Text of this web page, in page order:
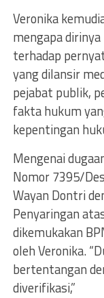
Veronika
mengapa
terhadap
yang dilansir
pejabat publik,
fakta hukum
kepentingan
Mengenai
Nomor 7395/
Wayan Dontri
Penyaringan
dikemukakan
oleh Veronika.
bertentangan
diverifikasi,”